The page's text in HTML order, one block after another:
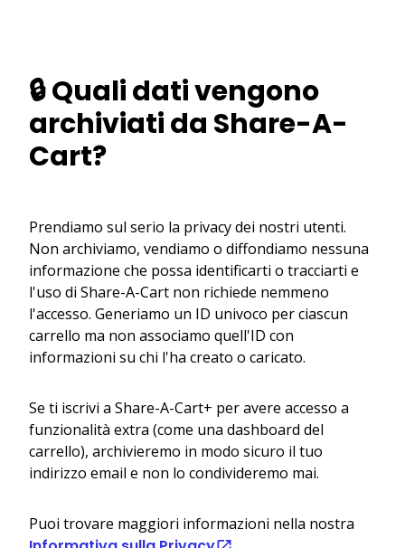
🔒 Quali dati vengono
archiviati da Share-A-
Cart?
Prendiamo sul serio la privacy dei nostri utenti.
Non archiviamo, vendiamo o diffondiamo nessuna
informazione che possa identificarti o tracciarti e
l'uso di Share-A-Cart non richiede nemmeno
l'accesso. Generiamo un ID univoco per ciascun
carrello ma non associamo quell'ID con
informazioni su chi l'ha creato o caricato.
Se ti iscrivi a Share-A-Cart+ per avere accesso a
funzionalità extra (come una dashboard del
carrello), archivieremo in modo sicuro il tuo
indirizzo email e non lo condivideremo mai.
Puoi trovare maggiori informazioni nella nostra